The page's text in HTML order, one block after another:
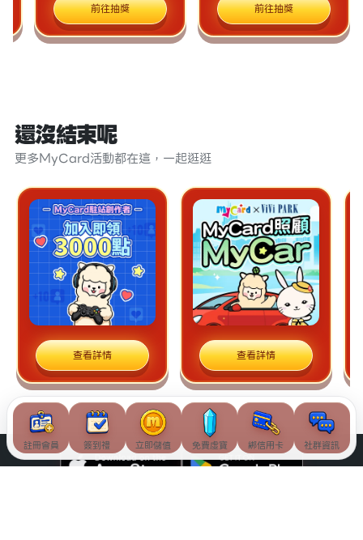
前往抽獎 前往抽獎
還沒結束呢
更多MyCard活動都在這，一起逛逛
查看詳情 查看詳情
註冊會員 簽到禮 立即儲值 免費虛寶 綁信用卡 社群資訊